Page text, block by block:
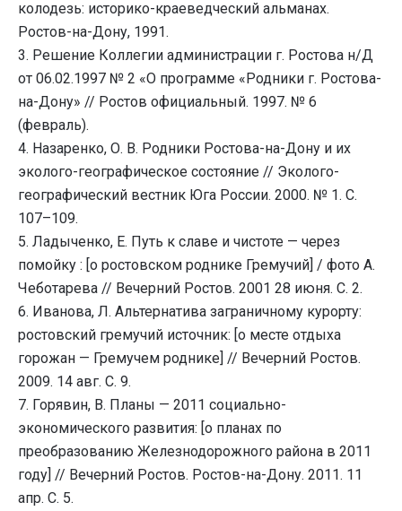
колодезь: историко-краеведческий альманах.
Ростов-на-Дону, 1991.
3. Решение Коллегии администрации г. Ростова н/Д
от 06.02.1997 № 2 «О программе «Родники г. Ростова-
на-Дону» // Ростов официальный. 1997. № 6
(февраль).
4. Назаренко, О. В. Родники Ростова-на-Дону и их
эколого-географическое состояние // Эколого-
географический вестник Юга России. 2000. № 1. С.
107–109.
5. Ладыченко, Е. Путь к славе и чистоте — через
помойку : [о ростовском роднике Гремучий] / фото А.
Чеботарева // Вечерний Ростов. 2001 28 июня. С. 2.
6. Иванова, Л. Альтернатива заграничному курорту:
ростовский гремучий источник: [о месте отдыха
горожан — Гремучем роднике] // Вечерний Ростов.
2009. 14 авг. С. 9.
7. Горявин, В. Планы — 2011 социально-
экономического развития: [о планах по
преобразованию Железнодорожного района в 2011
году] // Вечерний Ростов. Ростов-на-Дону. 2011. 11
апр. С. 5.